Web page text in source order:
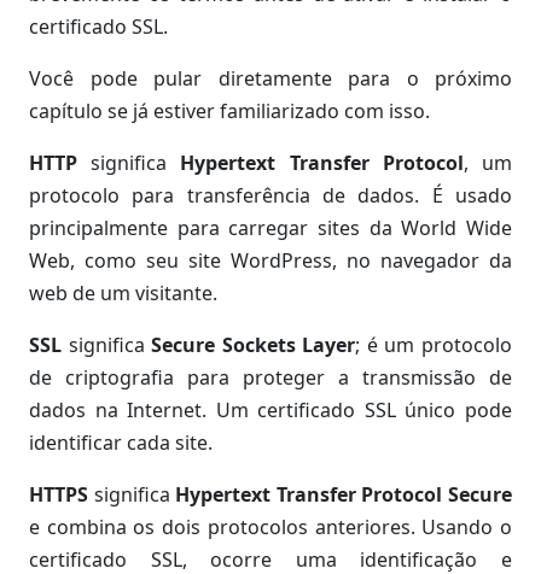
certificado SSL.
Você pode pular diretamente para o próximo
capítulo se já estiver familiarizado com isso.
HTTP significa Hypertext Transfer Protocol, um
protocolo para transferência de dados. É usado
principalmente para carregar sites da World Wide
Web, como seu site WordPress, no navegador da
web de um visitante.
SSL significaSecure Sockets Layer; é um protocolo
de criptografia para proteger a transmissão de
dados na Internet. Um certificado SSL único pode
identificar cada site.
HTTPS significa Hypertext Transfer Protocol Secure
e combina os dois protocolos anteriores. Usando o
certificado SSL, ocorre uma identificação e